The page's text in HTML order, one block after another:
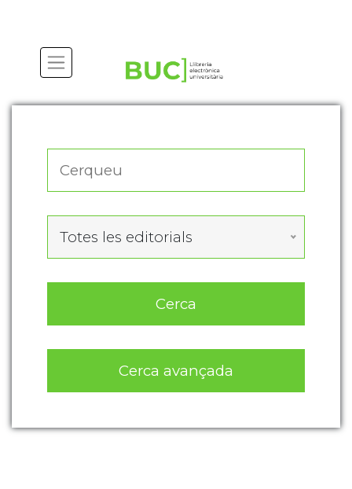
Totes les editorials
Cerca
Cerca avançada